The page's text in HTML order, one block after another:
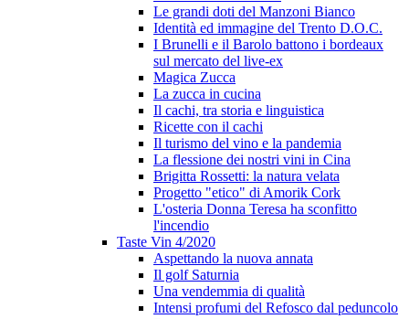
Le grandi doti del Manzoni Bianco
Identità ed immagine del Trento D.O.C.
I Brunelli e il Barolo battono i bordeaux
sul mercato del live-ex
Magica Zucca
La zucca in cucina
Il cachi, tra storia e linguistica
Ricette con il cachi
Il turismo del vino e la pandemia
La flessione dei nostri vini in Cina
Brigitta Rossetti: la natura velata
Progetto "etico" di Amorik Cork
L'osteria Donna Teresa ha sconfitto
l'incendio
Taste Vin 4/2020
Aspettando la nuova annata
Il golf Saturnia
Una vendemmia di qualità
Intensi profumi del Refosco dal peduncolo